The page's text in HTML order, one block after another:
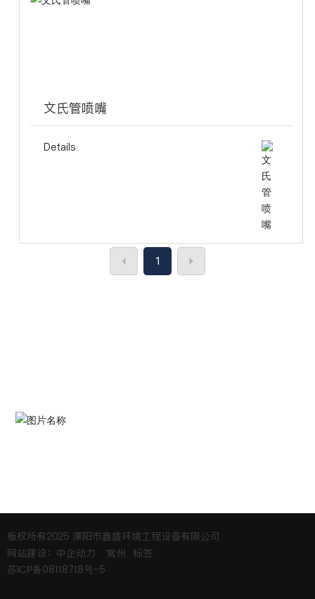
文氏管喷嘴
Details
1
版权所有2025 溧阳市鑫盛环境工程设备有限公司
网站建设：中企动力
常州 标签
苏ICP备08118718号-5